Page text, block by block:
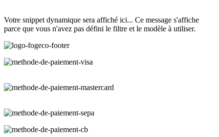
Votre snippet dynamique sera affiché ici... Ce message s'affiche
parce que vous n'avez pas défini le filtre et le modèle à utiliser.